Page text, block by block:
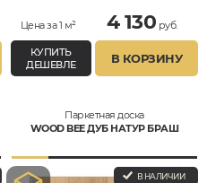
Цена за 1 м² 4 130 руб.
КУПИТЬ
ДЕШЕВЛЕ
В КОРЗИНУ
Паркетная доска
WOOD BEE ДУБ НАТУР БРАШ
В НАЛИЧИИ